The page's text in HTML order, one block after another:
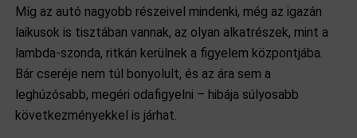
Míg az autó nagyobb részeivel mindenki, még az igazán
laikusok is tisztában vannak, az olyan alkatrészek, mint a
lambda-szonda, ritkán kerülnek a figyelem központjába.
Bár cseréje nem túl bonyolult, és az ára sem a
leghúzósabb, megéri odafigyelni – hibája súlyosabb
következményekkel is járhat.